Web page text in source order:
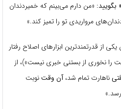
«من دارم می‌بینم که خمیردندان
مرواریدی تو را تمیز کند.»
یکی از قدرتمندترین ابزارهای اصلاح رفتار
را نخوری از بستنی خبری نیست»)، از
ناهارت تمام شد،آن وقتنوبت